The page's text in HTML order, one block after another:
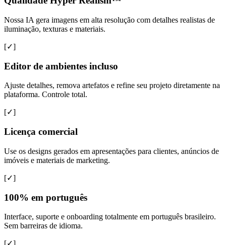
Nossa IA gera imagens em alta resolução com detalhes realistas de
iluminação, texturas e materiais.
[✓]
Editor de ambientes incluso
Ajuste detalhes, remova artefatos e refine seu projeto diretamente na
plataforma. Controle total.
[✓]
Licença comercial
Use os designs gerados em apresentações para clientes, anúncios de
imóveis e materiais de marketing.
[✓]
100% em português
Interface, suporte e onboarding totalmente em português brasileiro.
Sem barreiras de idioma.